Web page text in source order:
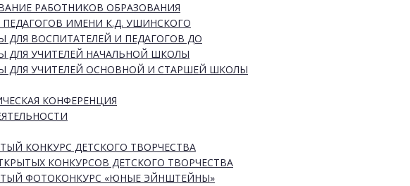
РАБОТНИКОВ ОБРАЗОВАНИЯ
ИМЕНИ К.Д. УШИНСКОГО
ДЛЯ ВОСПИТАТЕЛЕЙ И ПЕДАГОГОВ ДО
ДЛЯ УЧИТЕЛЕЙ НАЧАЛЬНОЙ ШКОЛЫ
ДЛЯ УЧИТЕЛЕЙ ОСНОВНОЙ И СТАРШЕЙ ШКОЛЫ
КОНФЕРЕНЦИЯ
КОНКУРС ДЕТСКОГО ТВОРЧЕСТВА
КОНКУРСОВ ДЕТСКОГО ТВОРЧЕСТВА
ФОТОКОНКУРС «ЮНЫЕ ЭЙНШТЕЙНЫ»